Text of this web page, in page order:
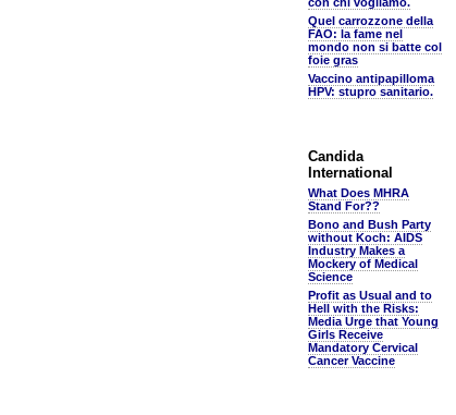
Quel carrozzone della
FAO: la fame nel
mondo non si batte col
foie gras
Vaccino antipapilloma
HPV: stupro sanitario.
Candida
International
What Does MHRA
Stand For??
Bono and Bush Party
without Koch: AIDS
Industry Makes a
Mockery of Medical
Science
Profit as Usual and to
Hell with the Risks:
Media Urge that Young
Girls Receive
Mandatory Cervical
Cancer Vaccine